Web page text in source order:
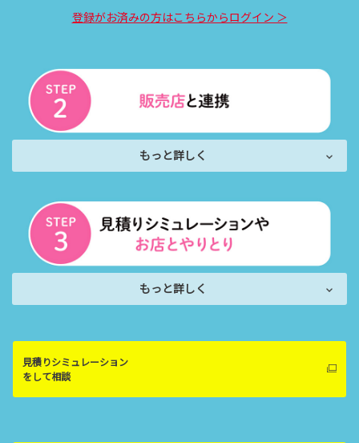
登録がお済みの方はこちらからログイン ＞
もっと詳しく
もっと詳しく
見積りシミュレーション
をして相談